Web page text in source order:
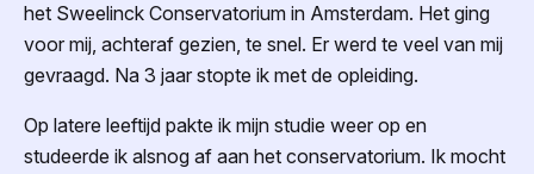
het Sweelinck Conservatorium in Amsterdam. Het ging
voor mij, achteraf gezien, te snel. Er werd te veel van mij
gevraagd. Na 3 jaar stopte ik met de opleiding.
Op latere leeftijd pakte ik mijn studie weer op en
studeerde ik alsnog af aan het conservatorium. Ik mocht